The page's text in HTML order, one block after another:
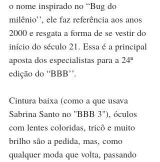
o nome inspirado no “Bug do
milênio’’, ele faz referência aos anos
2000 e resgata a forma de se vestir do
início do século 21. Essa é a principal
aposta dos especialistas para a 24ª
edição do “BBB’’.
Cintura baixa (como a que usava
Sabrina Santo no "BBB 3"), óculos
com lentes coloridas, tricô e muito
brilho são a pedida, mas, como
qualquer moda que volta, passando